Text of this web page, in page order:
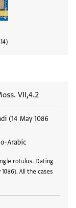
VII,4.2
(14 May 1086
Arabic
rotulus. Dating
All the cases